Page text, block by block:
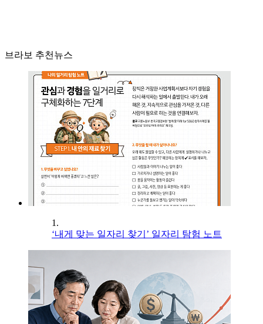
브라보 추천뉴스
1.
‘내게 맞는 일자리 찾기’ 일자리 탐험 노트